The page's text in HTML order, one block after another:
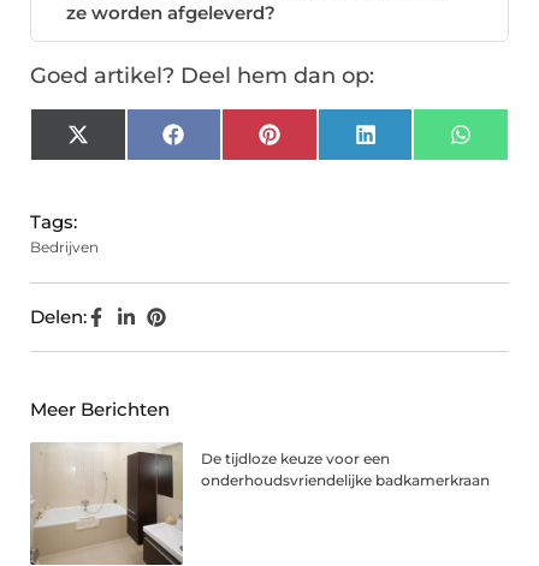
ze worden afgeleverd?
Goed artikel? Deel hem dan op:
X
(Twitter)
FacebookPinterest LinkedIn
Tags:
Bedrijven
Delen:
Meer Berichten
De tijdloze keuze voor een
onderhoudsvriendelijke badkamerkraan